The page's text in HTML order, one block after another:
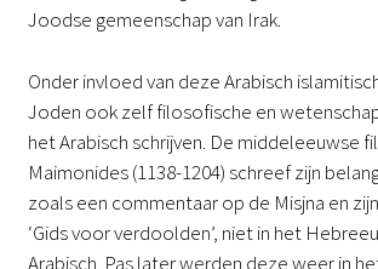
Joodse gemeenschap van Irak.
Onder invloed van deze Arabisch
Joden ook zelf filosofische en
het Arabisch schrijven. De middeleeuwse
Maimonides (1138-1204) schreef zijn
zoals een commentaar op de Misjna en
‘Gids voor verdoolden’, niet in het
Arabisch. Pas later werden deze weer in